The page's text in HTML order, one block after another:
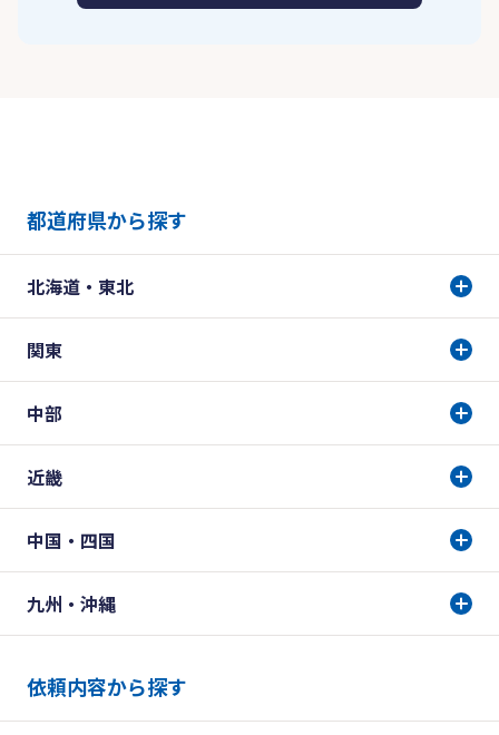
都道府県から探す
北海道・東北
関東
中部
近畿
中国・四国
九州・沖縄
依頼内容から探す